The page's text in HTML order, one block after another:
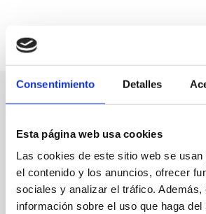
Consentimiento Detalles
Esta página web usa cookies
Las cookies de este sitio web se
el contenido y los anuncios, ofrecer
sociales y analizar el tráfico. Además,
información sobre el uso que haga del